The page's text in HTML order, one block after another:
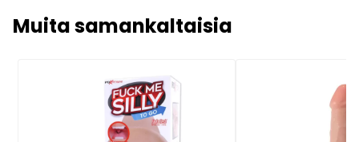
Muita samankaltaisia